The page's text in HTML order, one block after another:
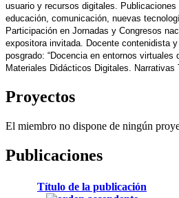
usuario y recursos digitales.
educación, comunicación, nuevas
Participación en Jornadas y Congresos
expositora invitada. Docente contenidista
posgrado: “Docencia en entornos virtuales
Materiales Didácticos Digitales. Narrativas
Proyectos
El miembro no dispone de ningún
Publicaciones
Título de la publicación